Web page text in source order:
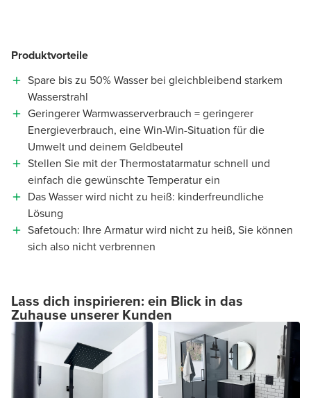
Produktvorteile
Spare bis zu 50% Wasser bei gleichbleibend starkem
Wasserstrahl
Geringerer Warmwasserverbrauch = geringerer
Energieverbrauch, eine Win-Win-Situation für die
Umwelt und deinem Geldbeutel
Stellen Sie mit der Thermostatarmatur schnell und
einfach die gewünschte Temperatur ein
Das Wasser wird nicht zu heiß: kinderfreundliche
Lösung
Safetouch: Ihre Armatur wird nicht zu heiß, Sie können
sich also nicht verbrennen
Lass dich inspirieren: ein Blick in das
Zuhause unserer Kunden